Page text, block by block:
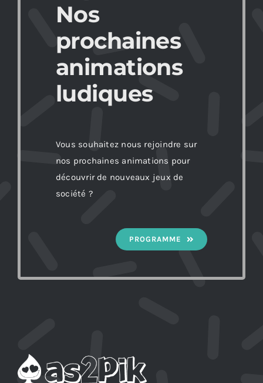
Nos
prochaines
animations
ludiques
Vous souhaitez nous rejoindre sur
nos prochaines animations pour
découvrir de nouveaux jeux de
société ?
PROGRAMME